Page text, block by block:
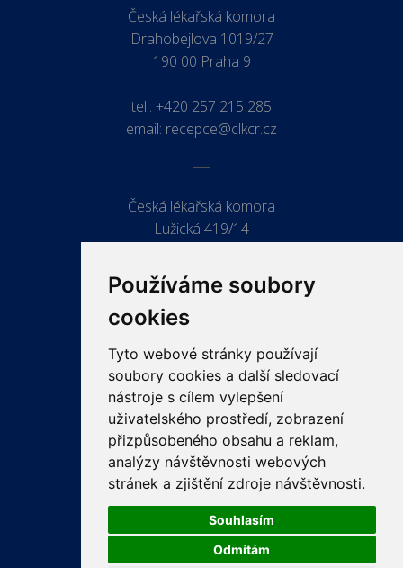
Používáme soubory
cookies
Tyto webové stránky používají
soubory cookies a další sledovací
nástroje s cílem vylepšení
uživatelského prostředí, zobrazení
přizpůsobeného obsahu a reklam,
analýzy návštěvnosti webových
stránek a zjištění zdroje návštěvnosti.
Souhlasím
Odmítám
Česká lékařská komora
Drahobejlova 1019/27
190 00 Praha 9
tel.: +420 257 215 285
email: recepce@clkcr.cz
Česká lékařská komora
Lužická 419/14
ODKAZY
PRO LÉKAŘE
PRO VEŘEJNOST
VZDĚLÁVÁNÍ